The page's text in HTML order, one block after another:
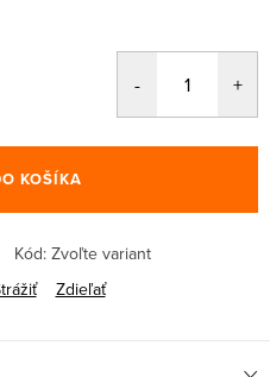
KOŠÍKA
Kód: Zvoľte variant
Zdieľať